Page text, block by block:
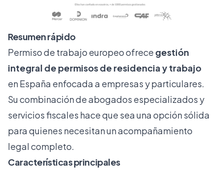
Resumen rápido
Permiso de trabajo europeo ofrece gestión
integral de permisos de residencia y trabajo
en España enfocada a empresas y particulares.
Su combinación de abogados especializados y
servicios fiscales hace que sea una opción sólida
para quienes necesitan un acompañamiento
legal completo.
Características principales